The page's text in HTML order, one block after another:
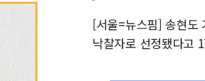
[서울=뉴스핌] 송현도
낙찰자로 선정됐다고